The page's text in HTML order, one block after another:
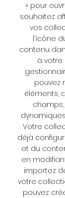
» pour
souhaitez
vos
l'icône
contenu
à votre
pouvez
éléments,
Votre
déjà
et du
en
importez
votre
pouvez